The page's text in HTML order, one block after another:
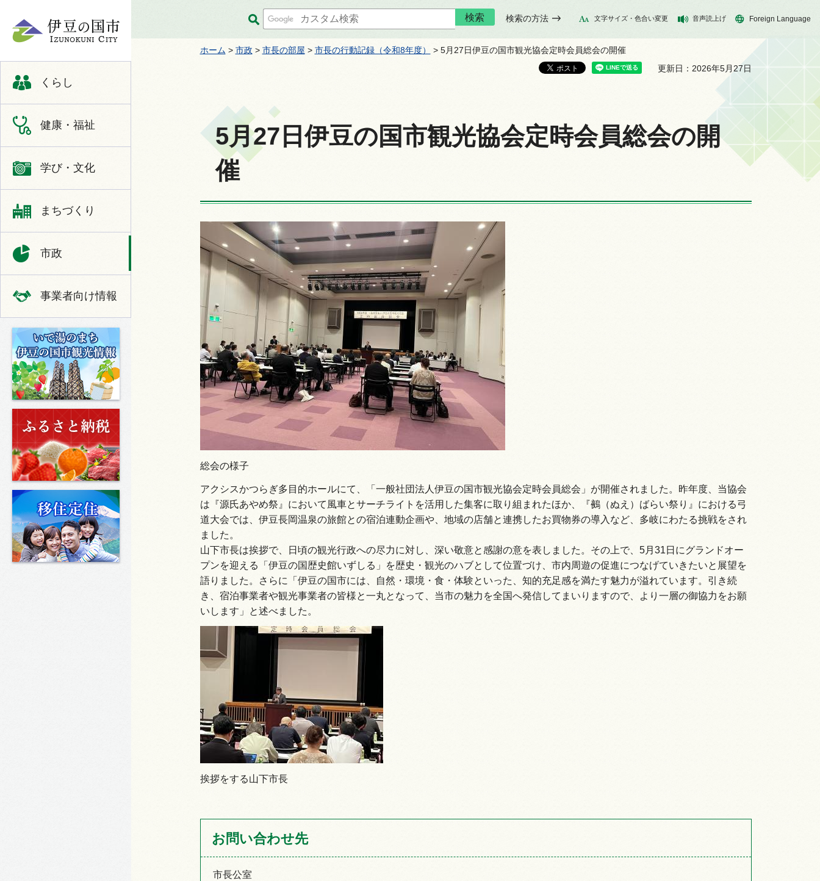
くらし
健康・福祉
学び・文化
まちづくり
市政
事業者向け情報
いで湯のまち 伊豆の国市の観光情報
検索の方法 文字サイズ・色合い変更 音声読上げ Foreign Language
ホーム > 市政 > 市長の部屋 > 市長の行動記録（令和8年度）
> 5月27日伊豆の国市観光協会定時会員総会の開催
更新日：2026年5月27日
5月27日伊豆の国市観光協会定時会員総会の開
催
総会の様子
アクシスかつらぎ多目的ホールにて、「一般社団法人伊豆の国市観光協会定時会員総会」が開催されました。昨年度、当協会
は『源氏あやめ祭』において風車とサーチライトを活用した集客に取り組まれたほか、『鵺（ぬえ）ばらい祭り』における弓
道大会では、伊豆長岡温泉の旅館との宿泊連動企画や、地域の店舗と連携したお買物券の導入など、多岐にわたる挑戦をされ
ました。
山下市長は挨拶で、日頃の観光行政への尽力に対し、深い敬意と感謝の意を表しました。その上で、5月31日にグランドオー
プンを迎える「伊豆の国歴史館いずしる」を歴史・観光のハブとして位置づけ、市内周遊の促進につなげていきたいと展望を
語りました。さらに「伊豆の国市には、自然・環境・食・体験といった、知的充足感を満たす魅力が溢れています。引き続
き、宿泊事業者や観光事業者の皆様と一丸となって、当市の魅力を全国へ発信してまいりますので、より一層の御協力をお願
いします」と述べました。
挨拶をする山下市長
お問い合わせ先
市長公室